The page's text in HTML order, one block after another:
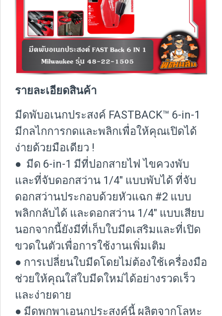
รายละเอียดสินค้า
มีดพับอเนกประสงค์ FASTBACK™ 6-in-1
มีกลไกการกดและพลิกเพื่อให้คุณเปิดได้
ง่ายด้วยมือเดียว !
● มีด 6-in-1 มีที่ปอกสายไฟ ไขควงพับ
และที่จับดอกสว่าน 1/4" แบบพับได้ ที่จับ
ดอกสว่านประกอบด้วยหัวแฉก #2 แบบ
พลิกกลับได้ และดอกสว่าน 1/4" แบบเสียบ
นอกจากนี้ยังมีที่เก็บใบมีดเสริมและที่เปิด
ขวดในตัวเพื่อการใช้งานเพิ่มเติม
● การเปลี่ยนใบมีดโดยไม่ต้องใช้เครื่องมือ
ช่วยให้คุณใส่ใบมีดใหม่ได้อย่างรวดเร็ว
และง่ายดาย
● มีดพกพาเอนกประสงค์นี้ ผลิตจากโลหะ